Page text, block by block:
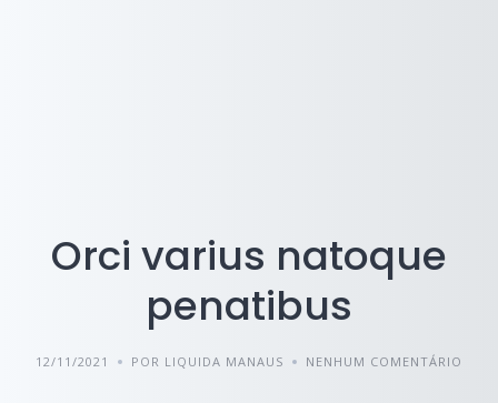
Orci varius natoque
penatibus
12/11/2021 POR LIQUIDA MANAUS NENHUM COMENTÁRIO